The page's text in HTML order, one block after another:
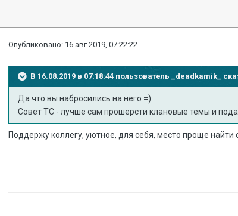
Опубликовано: 16 авг 2019, 07:22:22
В 16.08.2019 в 07:18:44 пользователь _deadkamik_
Да что вы набросились на него =)
Совет ТС - лучше сам прошерсти клановые темы и
Поддержу коллегу, уютное, для себя, место проще найти